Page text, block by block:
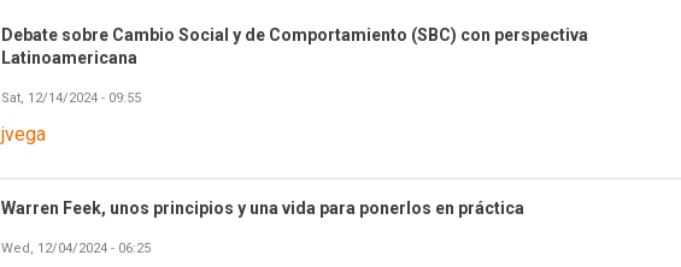
Debate sobre Cambio Social y de Comportamiento (SBC) con perspectiva
Latinoamericana
Sat, 12/14/2024 - 09:55
jvega
Warren Feek, unos principios y una vida para ponerlos en práctica
Wed, 12/04/2024 - 06:25